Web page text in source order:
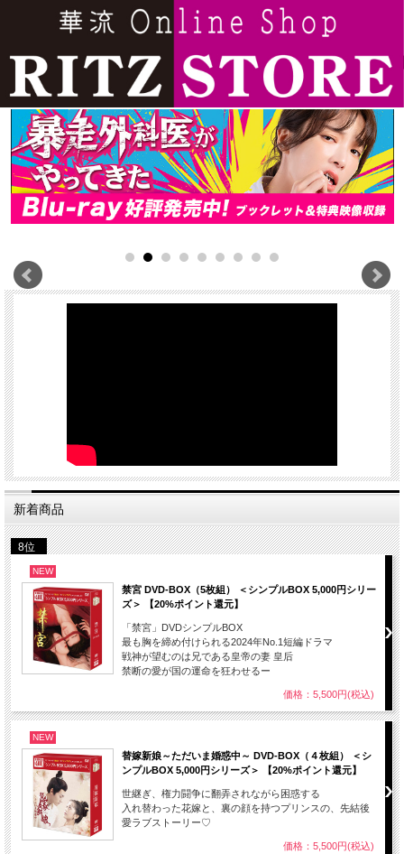
新着商品
8位
NEW
禁宮 DVD-BOX（5枚組） ＜シンプルBOX 5,000円シリー
ズ＞ 【20%ポイント還元】
「禁宮」DVDシンプルBOX
最も胸を締め付けられる2024年No.1短編ドラマ
戦神が望むのは兄である皇帝の妻 皇后
禁断の愛が国の運命を狂わせるー
価格：5,500円(税込)
NEW
替嫁新娘～ただいま婚惑中～ DVD-BOX（４枚組） ＜シ
ンプルBOX 5,000円シリーズ＞ 【20%ポイント還元】
世継ぎ、権力闘争に翻弄されながら困惑する
入れ替わった花嫁と、裏の顔を持つプリンスの、先結後
愛ラブストーリー♡
価格：5,500円(税込)